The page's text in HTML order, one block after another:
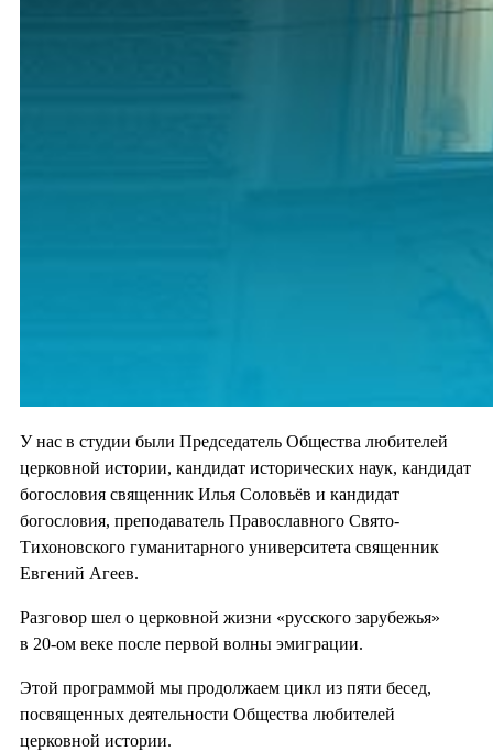
У нас в студии были Председатель Общества любителей
церковной истории, кандидат исторических наук, кандидат
богословия священник Илья Соловьёв и кандидат
богословия, преподаватель Православного Свято-
Тихоновского гуманитарного университета священник
Евгений Агеев.
Разговор шел о церковной жизни «русского зарубежья»
в 20-ом веке после первой волны эмиграции.
Этой программой мы продолжаем цикл из пяти бесед,
посвященных деятельности Общества любителей
церковной истории.